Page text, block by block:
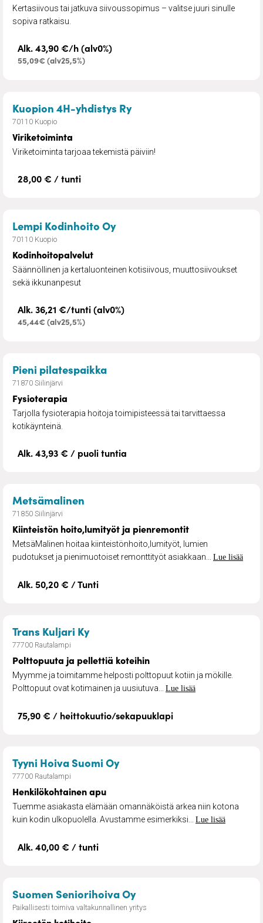
Kertasiivous tai jatkuva siivoussopimus – valitse juuri sinulle
sopiva ratkaisu.
Alk. 43,90 €/h (alv0%)
55,09€ (alv25,5%)
Kuopion 4H-yhdistys Ry– Viriketoiminta
70110 Kuopio
Viriketoiminta
Viriketoiminta tarjoaa tekemistä päiviin!
28,00 € / tunti
Lempi Kodinhoito Oy– Kodinhoitopalvelut
70110 Kuopio
Kodinhoitopalvelut
Säännöllinen ja kertaluonteinen kotisiivous, muuttosiivoukset
sekä ikkunanpesut
Alk. 36,21 €/tunti (alv0%)
45,44€ (alv25,5%)
Pieni pilatespaikka– Fysioterapia
71870 Siilinjärvi
Fysioterapia
Tarjolla fysioterapia hoitoja toimipisteessä tai tarvittaessa
kotikäynteinä.
Alk. 43,93 € / puoli tuntia
Metsämalinen
71850 Siilinjärvi
Kiinteistön hoito,lumityöt ja pienremontit
MetsäMalinen hoitaa kiinteistönhoito,lumityöt, lumien
pudotukset ja pienimuotoiset remonttityöt asiakkaan... Lue lisää
Alk. 50,20 € / Tunti
Trans Kuljari Ky– Polttopuuta ja pellettiä koteihin
77700 Rautalampi
Polttopuuta ja pellettiä koteihin
Myymme ja toimitamme helposti polttopuut kotiin ja mökille.
Polttopuut ovat kotimainen ja uusiutuva... Lue lisää
75,90 € / heittokuutio/sekapuuklapi
Tyyni Hoiva Suomi Oy– Henkilökohtainen apu
77700 Rautalampi
Henkilökohtainen apu
Tuemme asiakasta elämään omannäköistä arkea niin kotona
kuin kodin ulkopuolella. Avustamme esimerkiksi... Lue lisää
Alk. 40,00 € / tunti
Suomen Seniorihoiva Oy– Kiireetön kotihoito
Paikallisesti toimiva valtakunnallinen yritys